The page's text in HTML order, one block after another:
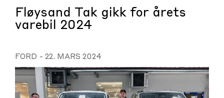
Fløysand Tak gikk for årets
varebil 2024
FORD - 22. MARS 2024